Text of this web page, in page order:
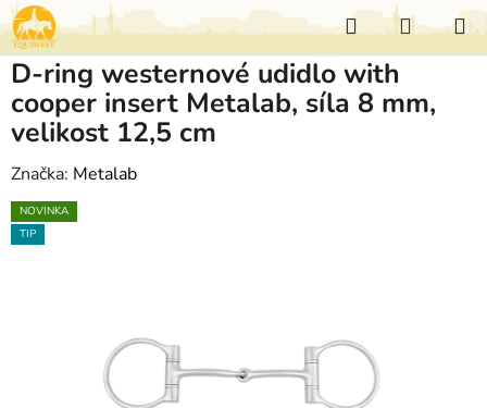
Přejít
na
obsah
Hledat
KOŠÍK
D-ring westernové udidlo with
cooper insert Metalab, síla 8 mm,
velikost 12,5 cm
Značka: Metalab
NOVINKA
TIP